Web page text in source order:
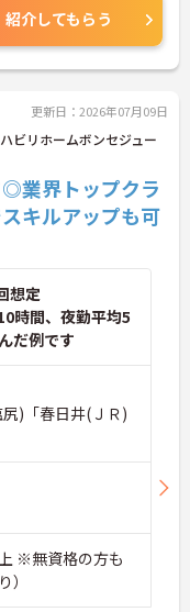
してい
マンツ
す。駅
2回支
興味の
細をお
。
っかり
す！
マです
サポー
紹介してもらう
更新日：2026年07月09日
ビリホームボンセジュー
◎業界トップクラ
キルアップも可
想定
時間、夜勤平均5
だ例です
)「春日井(ＪＲ)
※無資格の方も